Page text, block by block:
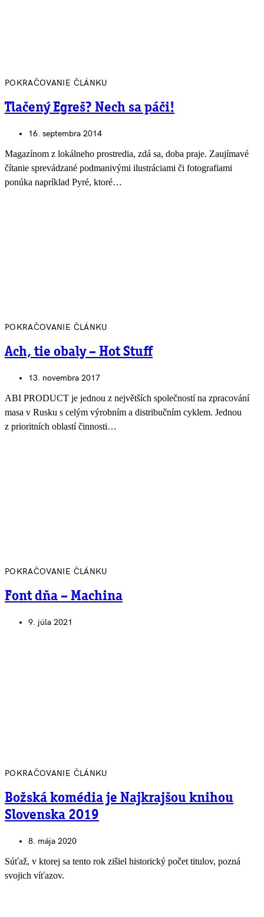
POKRAČOVANIE ČLÁNKU
Tlačený Egreš? Nech sa páči!
16. septembra 2014
Magazínom z lokálneho prostredia, zdá sa, doba praje. Zaujímavé
čítanie sprevádzané podmanivými ilustráciami či fotografiami
ponúka napríklad Pyré, ktoré…
POKRAČOVANIE ČLÁNKU
Ach, tie obaly – Hot Stuff
13. novembra 2017
ABI PRODUCT je jednou z největších společností na zpracování
masa v Rusku s celým výrobním a distribučním cyklem. Jednou
z prioritních oblastí činnosti…
POKRAČOVANIE ČLÁNKU
Font dňa – Machina
9. júla 2021
POKRAČOVANIE ČLÁNKU
Božská komédia je Najkrajšou knihou
Slovenska 2019
8. mája 2020
Súťaž, v ktorej sa tento rok zišiel historický počet titulov, pozná
svojich víťazov.